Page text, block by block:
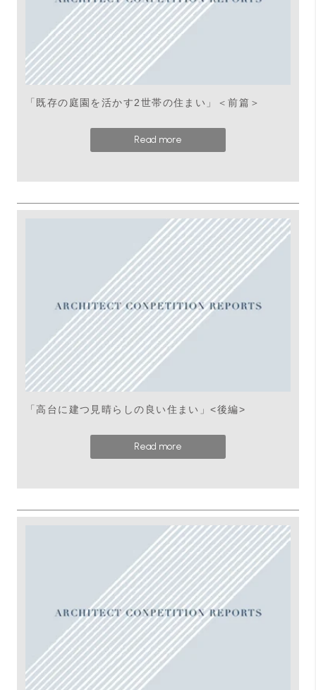
「既存の庭園を活かす2世帯の住まい」＜前篇＞
Read more
「高台に建つ見晴らしの良い住まい」<後編>
Read more